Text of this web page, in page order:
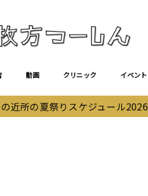
動画 クリニック イベント
近所の夏祭りスケジュール2026